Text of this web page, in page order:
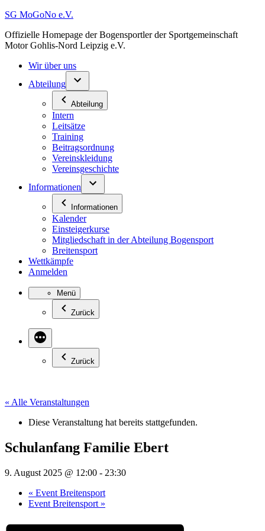
Zum
springen
SG MoGoNo e.V.
Offizielle Homepage der Bogensportler der Sportgemeinschaft
Motor Gohlis-Nord Leipzig e.V.
Wir über uns
Abteilung
Abteilung
Intern
Leitsätze
Training
Beitragsordnung
Vereinskleidung
Vereinsgeschichte
Informationen
Informationen
Kalender
Einsteigerkurse
Mitgliedschaft in der Abteilung Bogensport
Breitensport
Wettkämpfe
Anmelden
Menü
Zurück
Zurück
« Alle Veranstaltungen
Diese Veranstaltung hat bereits stattgefunden.
Schulanfang Familie Ebert
9. August 2025 @ 12:00 - 23:30
« Event Breitensport
Event Breitensport »